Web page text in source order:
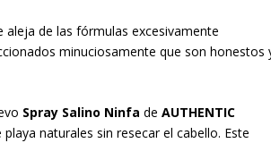
aleja de las fórmulas excesivamente
minuciosamente que son honestos
Spray Salino Ninfa deAUTHENTIC
naturales sin resecar el cabello. Este